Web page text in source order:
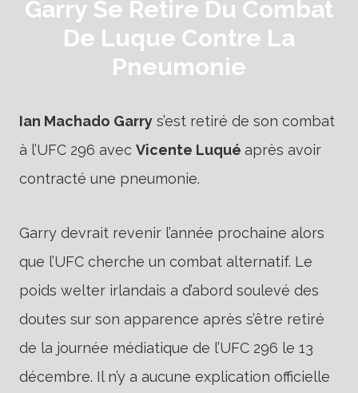
Garry Se Retire Du Combat
De Luque Contre La
Pneumonie
Ian Machado Garry s’est retiré de son combat
à l’UFC 296 avec Vicente Luqué après avoir
contracté une pneumonie.
Garry devrait revenir l’année prochaine alors
que l’UFC cherche un combat alternatif. Le
poids welter irlandais a d’abord soulevé des
doutes sur son apparence après s’être retiré
de la journée médiatique de l’UFC 296 le 13
décembre. Il n’y a aucune explication officielle